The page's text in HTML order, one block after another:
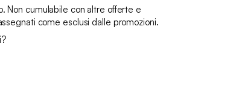
Non cumulabile con altre offerte e
come esclusi dalle promozioni.